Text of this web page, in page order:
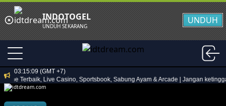
INDOTOGEL
UNDUH SEKARANG
UNDUH
03:15:09 (GMT +7)
Terbaik, Live Casino, Sportsbook, Sabung Ayam & Arcade | Jangan